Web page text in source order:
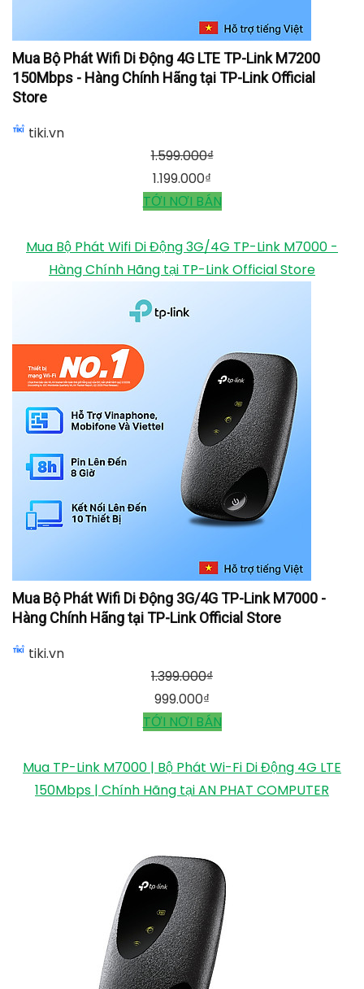
Mua Bộ Phát Wifi Di Động 4G LTE TP-Link M7200
150Mbps - Hàng Chính Hãng tại TP-Link Official
Store
tiki.vn
1.599.000₫
1.199.000₫
TỚI NƠI BÁN
Mua Bộ Phát Wifi Di Động 3G/4G TP-Link M7000 -
Hàng Chính Hãng tại TP-Link Official Store
Mua Bộ Phát Wifi Di Động 3G/4G TP-Link M7000 -
Hàng Chính Hãng tại TP-Link Official Store
tiki.vn
1.399.000₫
999.000₫
TỚI NƠI BÁN
Mua TP-Link M7000 | Bộ Phát Wi-Fi Di Động 4G LTE
150Mbps | Chính Hãng tại AN PHAT COMPUTER